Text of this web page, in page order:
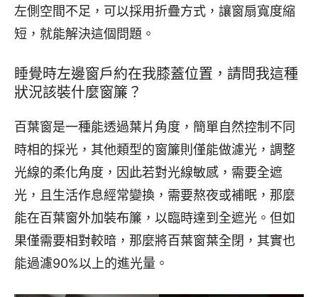
左側空間不足，可以採用折疊方式，讓窗扇寬度縮
短，就能解決這個問題。
睡覺時左邊窗戶約在我膝蓋位置，請問我這種
狀況該裝什麼窗簾？
百葉窗是一種能透過葉片角度，簡單自然控制不同
時相的採光，其他類型的窗簾則僅能做濾光，調整
光線的柔化角度，因此若對光線敏感，需要全遮
光，且生活作息經常變換，需要熬夜或補眠，那麼
能在百葉窗外加裝布簾，以臨時達到全遮光。但如
果僅需要相對較暗，那麼將百葉窗葉全閉，其實也
能過濾90%以上的進光量。